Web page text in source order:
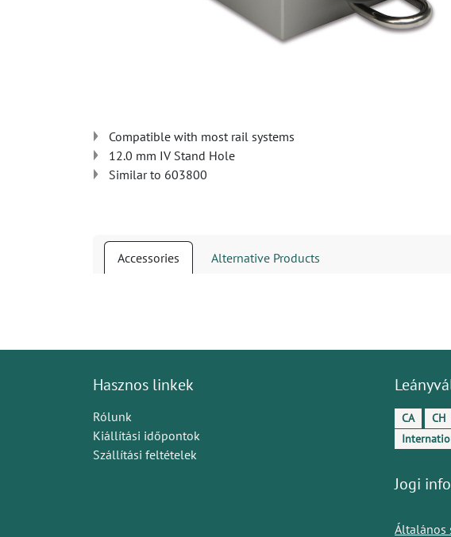
Compatible with most rail systems
12.0 mm IV Stand Hole
Similar to 603800
Accessories Alternative Products
Hasznos linkek
Rólunk
Kiállítási időpontok
Szállítási feltételek
CA CH
Jogi
Általános